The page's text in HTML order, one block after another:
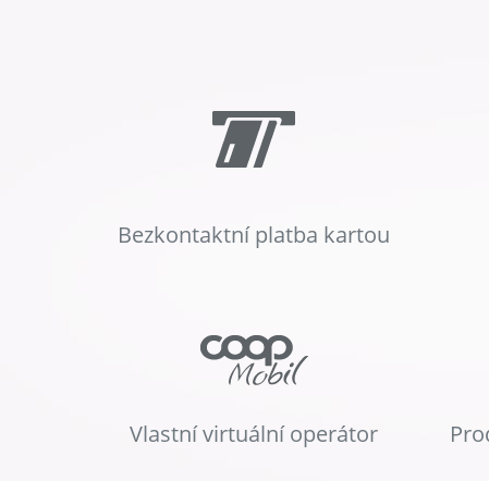
Bezkontaktní platba kartou
Vlastní virtuální operátor